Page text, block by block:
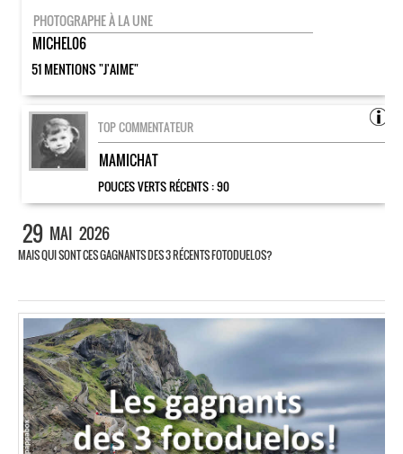
PHOTOGRAPHE À LA UNE
MICHEL06
51 MENTIONS "J'AIME"
TOP COMMENTATEUR
MAMICHAT
POUCES VERTS RÉCENTS :90
29 MAI 2026
MAIS QUI SONT CES GAGNANTS DES 3 RÉCENTS FOTODUELOS?